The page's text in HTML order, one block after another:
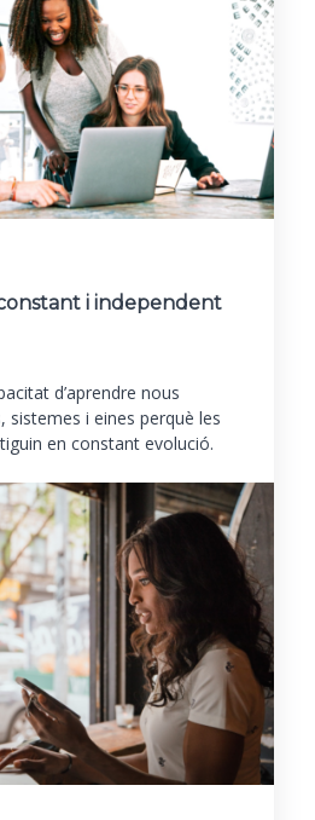
i independent
d’aprendre nous
i eines perquè les
en constant evolució.